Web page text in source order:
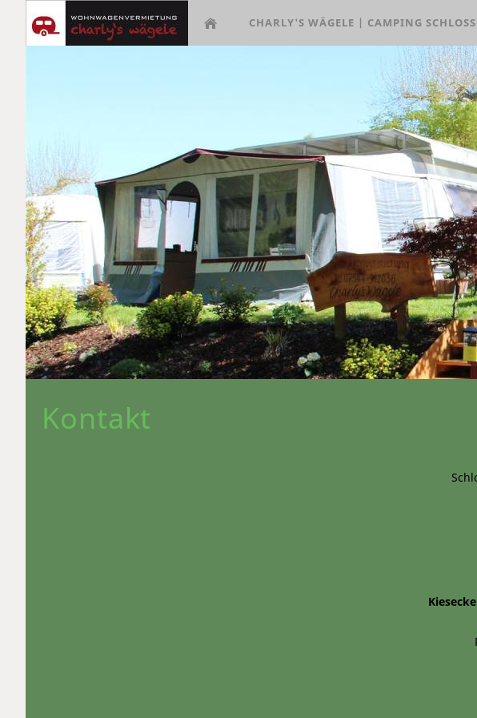
CHARLY'S WÄGELE | CAMPING
Kontakt